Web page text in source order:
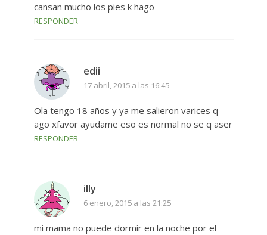
cansan mucho los pies k hago
RESPONDER
edii
17 abril, 2015 a las 16:45
Ola tengo 18 años y ya me salieron varices q
ago xfavor ayudame eso es normal no se q aser
RESPONDER
illy
6 enero, 2015 a las 21:25
mi mama no puede dormir en la noche por el